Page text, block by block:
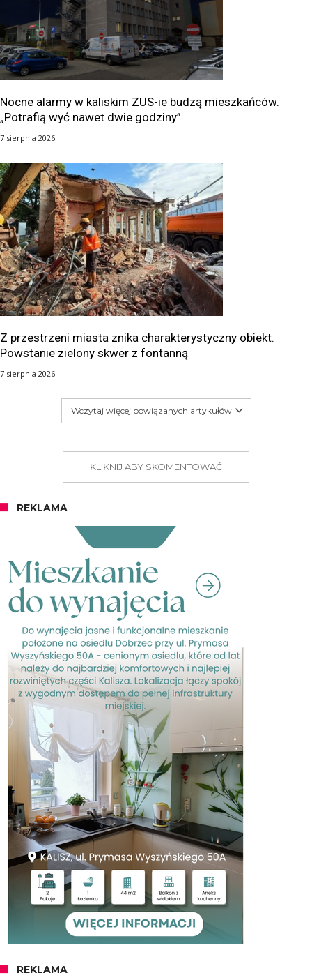
Nocne alarmy w kaliskim ZUS-ie budzą mieszkańców.
„Potrafią wyć nawet dwie godziny”
7 sierpnia 2026
Z przestrzeni miasta znika charakterystyczny obiekt.
Powstanie zielony skwer z fontanną
7 sierpnia 2026
Wczytaj więcej powiązanych artykułów
KLIKNIJ ABY SKOMENTOWAĆ
REKLAMA
REKLAMA